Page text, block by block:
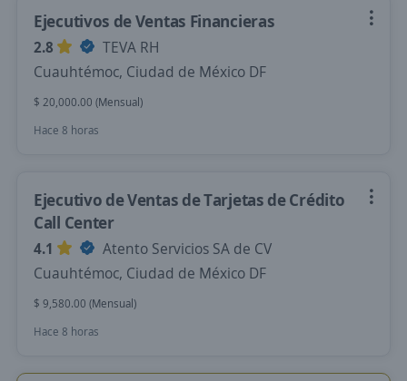
Ejecutivos de Ventas Financieras
2.8
TEVA RH
Cuauhtémoc, Ciudad de México DF
$ 20,000.00 (Mensual)
Hace 8 horas
Ejecutivo de Ventas de Tarjetas de Crédito
Call Center
4.1
Atento Servicios SA de CV
Cuauhtémoc, Ciudad de México DF
$ 9,580.00 (Mensual)
Hace 8 horas